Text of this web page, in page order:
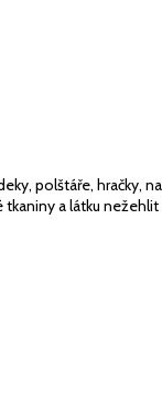
polštáře, hračky,
a látku